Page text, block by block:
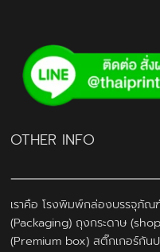
OTHER INFO
เราคือ โรงพิมพ์กล่องบรรจุ
(Packaging) ถุงกระดาษ
(Premium box) สติ๊กเกอร์กัน